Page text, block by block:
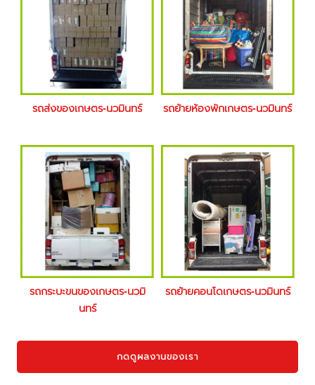
รถส่งของเกษตร-นวมินทร์ รถย้ายห้องพักเกษตร-นวมินทร์
รถกระบะขนของเกษตร-นวมิ
นทร์
รถย้ายคอนโดเกษตร-นวมินทร์
กดดูผลงานของเรา